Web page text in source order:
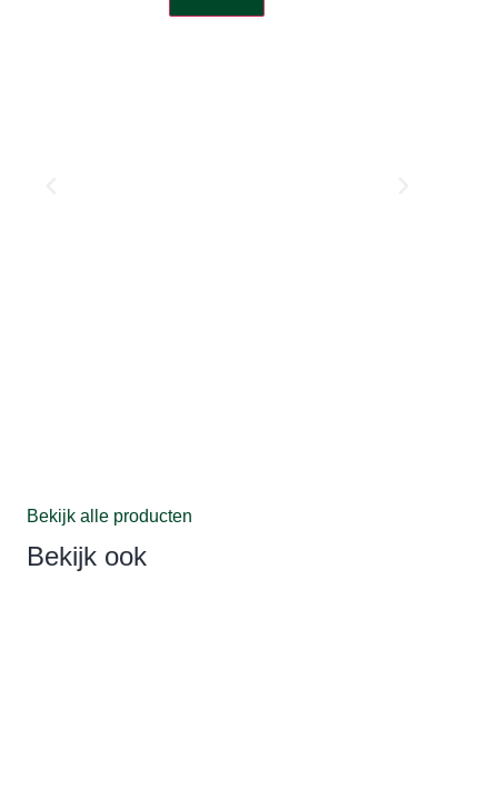
Bekijk alle producten
Bekijk ook